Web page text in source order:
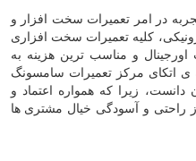
در امر تعمیرات سخت افزار و
کلیه تعمیرات سخت افزاری
و مناسب ترین هزینه به
ی اتکای مرکز تعمیرات سامسونگ
دانست، زیرا که همواره اعتماد و
راحتی و آسودگی خیال مشتری ها